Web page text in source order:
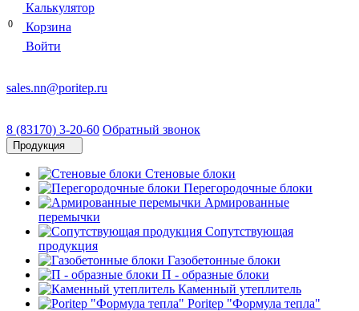
Калькулятор
Корзина
0
Войти
sales.nn@poritep.ru
8 (83170) 3-20-60 Обратный звонок
Продукция
Стеновые блоки
Перегородочные блоки
Армированные
перемычки
Сопутствующая
продукция
Газобетонные блоки
П - образные блоки
Каменный утеплитель
Poritep "Формула тепла"